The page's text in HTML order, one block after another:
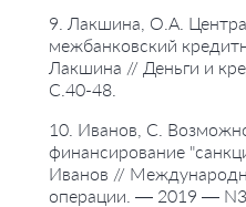
9. Лакшина, О.А.
межбанковский
Лакшина // Деньги и
С.40-48.
10. Иванов, С.
финансирование
Иванов //
операции. — 2019 —